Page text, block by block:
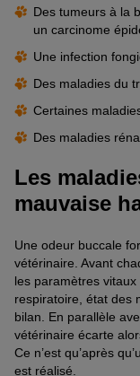
Des tumeurs à la
un carcinome
Une infection
Des maladies du
Certaines
Des maladies
Les
mauvaise
Une odeur buccale
vétérinaire. Avant
les paramètres
respiratoire, état des
bilan. En parallèle
vétérinaire écarte
Ce n’est qu’après
est réalisé.